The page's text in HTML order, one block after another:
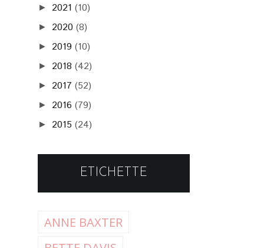
► 2021 (10)
► 2020 (8)
► 2019 (10)
► 2018 (42)
► 2017 (52)
► 2016 (79)
► 2015 (24)
ETICHETTE
ANNE BAXTER